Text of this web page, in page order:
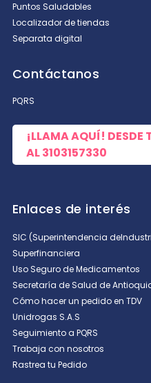
Puntos Saludables
Localizador de tiendas
Separata digital
Contáctanos
PQRS
¡LLAMA AQUÍ! DESDE
AL3103157330
Enlaces de interés
SIC (Superintendencia
Superfinanciera
Uso Seguro de Medicamentos
Secretaría de Salud de
Cómo hacer un pedido en TDV
Unidrogas S.A.S
Seguimiento a PQRS
Trabaja con nosotros
Rastrea tu Pedido